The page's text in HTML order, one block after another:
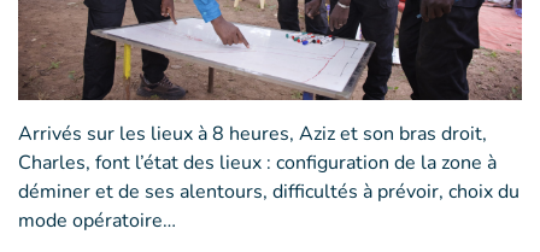
Arrivés sur les lieux à 8 heures, Aziz et son bras droit,
Charles, font l’état des lieux : configuration de la zone à
déminer et de ses alentours, difficultés à prévoir, choix du
mode opératoire…